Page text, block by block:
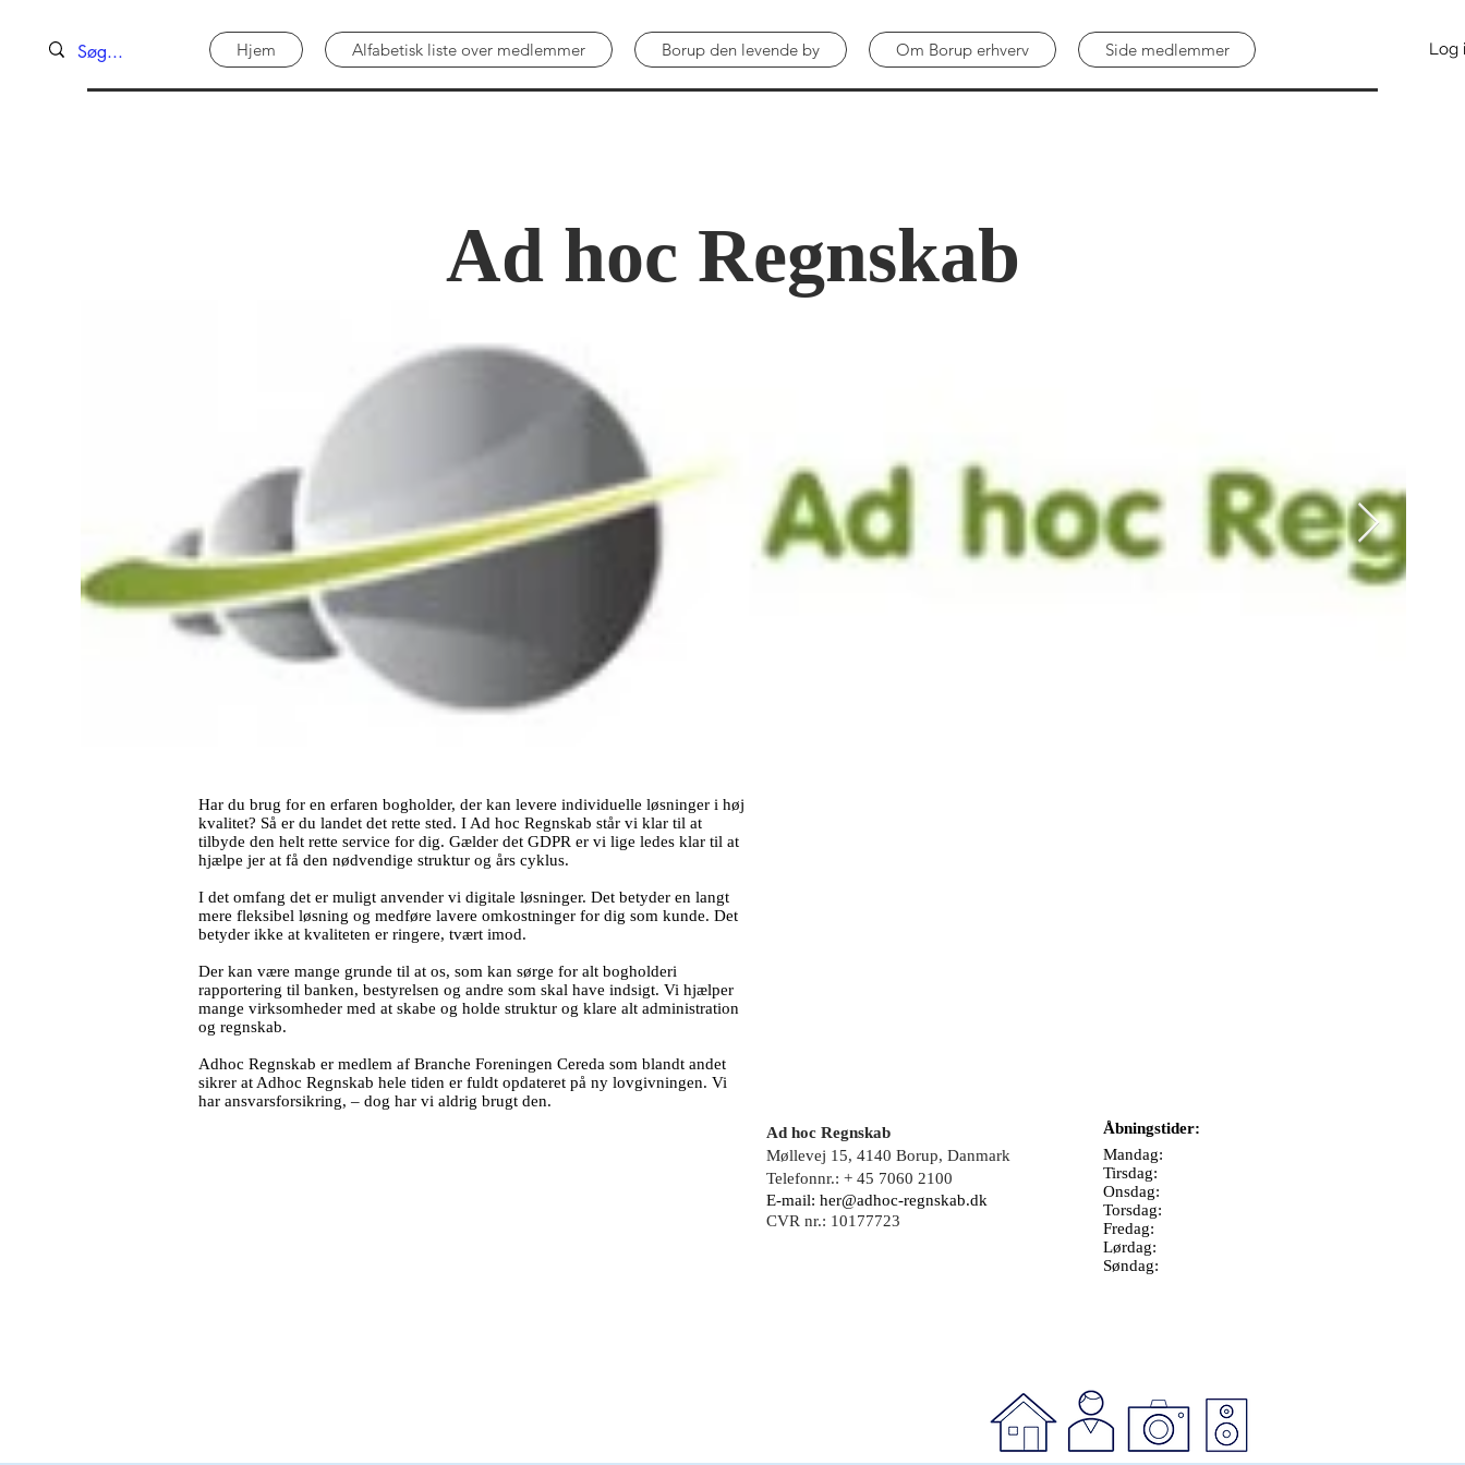
Hjem Alfabetisk liste over medlemmer Borup den levende by Om Borup erhverv Side medlemmer Log
Ad hoc Regnskab
Har du brug for en erfaren bogholder, der kan levere individuelle løsninger i høj
kvalitet? Så er du landet det rette sted. I Ad hoc Regnskab står vi klar til at
tilbyde den helt rette service for dig. Gælder det GDPR er vi lige ledes klar til at
hjælpe jer at få den nødvendige struktur og års cyklus.
I det omfang det er muligt anvender vi digitale løsninger. Det betyder en langt
mere fleksibel løsning og medføre lavere omkostninger for dig som kunde. Det
betyder ikke at kvaliteten er ringere, tvært imod.
Der kan være mange grunde til at os, som kan sørge for alt bogholderi
rapportering til banken, bestyrelsen og andre som skal have indsigt. Vi hjælper
mange virksomheder med at skabe og holde struktur og klare alt administration
og regnskab.
Adhoc Regnskab er medlem af Branche Foreningen Cereda som blandt andet
sikrer at Adhoc Regnskab hele tiden er fuldt opdateret på ny lovgivningen. Vi
har ansvarsforsikring, – dog har vi aldrig brugt den.
Ad hoc Regnskab
Møllevej 15, 4140 Borup, Danmark
Telefonnr.: + 45 7060 2100
E-mail: her@adhoc-regnskab.dk
CVR nr.: 10177723
Åbningstider:
Mandag:
Tirsdag:
Onsdag:
Torsdag:
Fredag:
Lørdag:
Søndag: